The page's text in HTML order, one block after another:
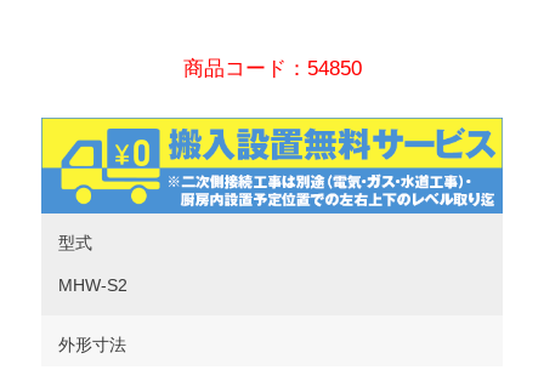
商品コード：54850
型式
MHW-S2
外形寸法